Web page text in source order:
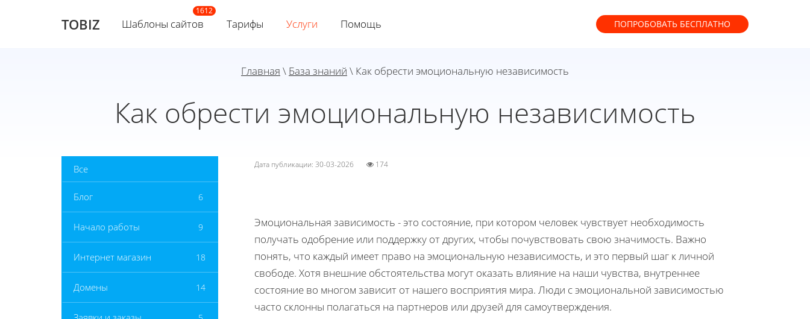
TOBIZ Шаблоны сайтов Тарифы Услуги Помощь ПОПРОБОВАТЬ БЕСПЛАТНО
Главная \ База знаний \ Как обрести эмоциональную независимость
Как обрести эмоциональную независимость
Все
Блог 6
Начало работы 9
Интернет магазин 18
Домены 14
Дата публикации: 30-03-2026 174
Эмоциональная зависимость - это состояние, при котором человек чувствует необходимость
получать одобрение или поддержку от других, чтобы почувствовать свою значимость. Важно
понять, что каждый имеет право на эмоциональную независимость, и это первый шаг к личной
свободе. Хотя внешние обстоятельства могут оказать влияние на наши чувства, внутреннее
состояние во многом зависит от нашего восприятия мира. Люди с эмоциональной зависимостью
часто склонны полагаться на партнеров или друзей для самоутверждения.